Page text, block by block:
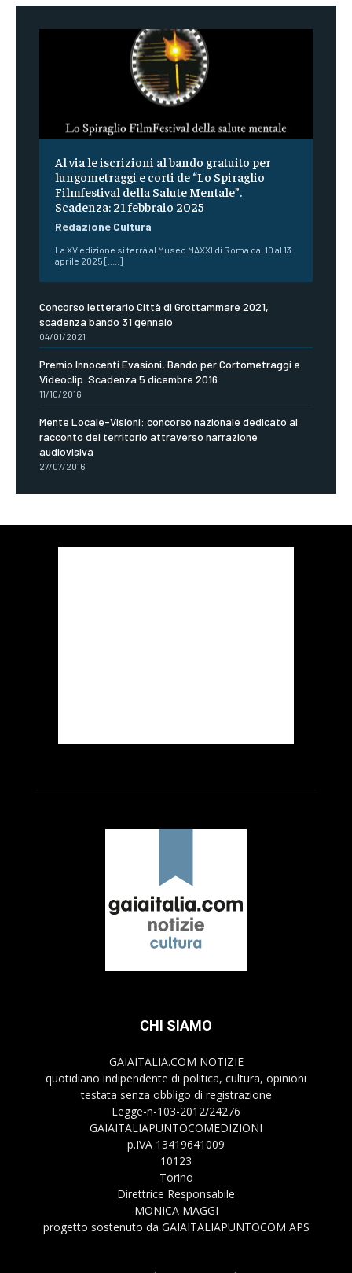
Al via le iscrizioni al bando gratuito per
lungometraggi e corti de “Lo Spiraglio
Filmfestival della Salute Mentale”.
Scadenza: 21 febbraio 2025
Redazione Cultura
La XV edizione si terrà al Museo MAXXI di Roma dal 10 al 13
aprile 2025 [.....]
Concorso letterario Città di Grottammare 2021,
scadenza bando 31 gennaio
04/01/2021
Premio Innocenti Evasioni, Bando per Cortometraggi e
Videoclip. Scadenza 5 dicembre 2016
11/10/2016
Mente Locale-Visioni: concorso nazionale dedicato al
racconto del territorio attraverso narrazione
audiovisiva
27/07/2016
CHI SIAMO
GAIAITALIA.COM NOTIZIE
quotidiano indipendente di politica, cultura, opinioni
testata senza obbligo di registrazione
Legge-n-103-2012/24276
GAIAITALIAPUNTOCOMEDIZIONI
p.IVA 13419641009
10123
Torino
Direttrice Responsabile
MONICA MAGGI
progetto sostenuto da GAIAITALIAPUNTOCOM APS